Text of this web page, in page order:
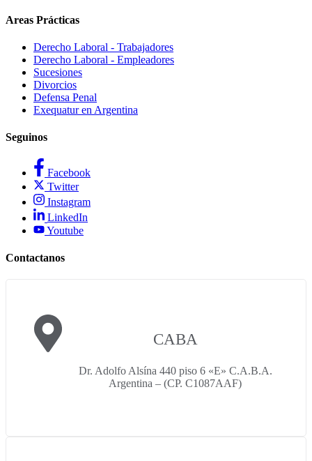
Areas Prácticas
Derecho Laboral - Trabajadores
Derecho Laboral - Empleadores
Sucesiones
Divorcios
Defensa Penal
Exequatur en Argentina
Seguinos
Facebook
Twitter
Instagram
LinkedIn
Youtube
Contactanos
CABA
Dr. Adolfo Alsína 440 piso 6 «E» C.A.B.A.
Argentina – (CP. C1087AAF)